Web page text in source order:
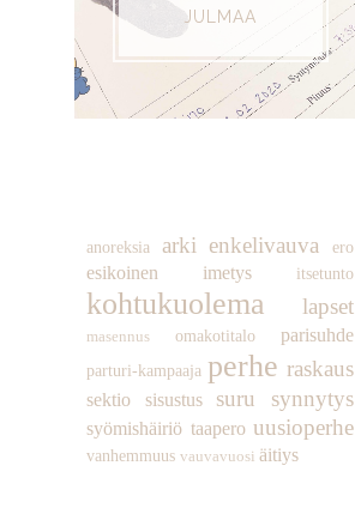
JULMAA
anoreksia arki enkelivauva ero
esikoinen imetys itsetunto
kohtukuolema lapset
masennus omakotitalo parisuhde
parturi-kampaaja perhe raskaus
sektio sisustus suru synnytys
syömishäiriö taapero uusioperhe
vanhemmuus vauvavuosi äitiys